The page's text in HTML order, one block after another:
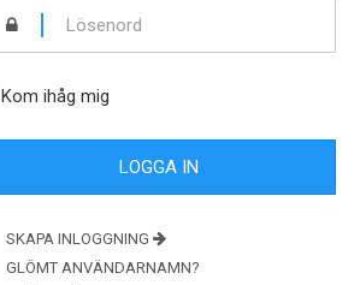
Kom ihåg mig
SKAPA INLOGGNING
GLÖMT ANVÄNDARNAMN?